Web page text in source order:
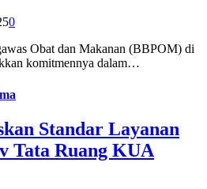
0
Obat dan Makanan (BBPOM) di
komitmennya dalam…
Standar Layanan
Tata Ruang KUA